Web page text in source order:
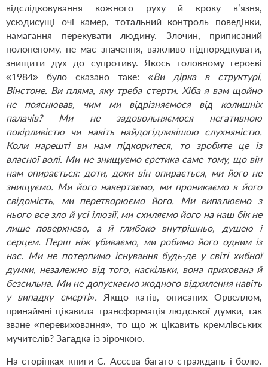
відслідковування кожного руху й кроку в’язня,
усюдисущі очі камер, тотальний контроль поведінки,
намагання перекувати людину. Злочин, приписаний
полоненому, не має значення, важливо підпорядкувати,
знищити дух до супротиву. Якось головному героєві
«1984» було сказано таке: «Ви дірка в структурі,
Вінстоне. Ви пляма, яку треба стерти. Хіба я вам щойно
не пояснював, чим ми відрізняємося від колишніх
палачів? Ми не задовольняємося негативною
покірливістю чи навіть найдогідливішою слухняністю.
Коли нарешті ви нам підкоритеся, то зробите це із
власної волі. Ми не знищуємо єретика саме тому, що він
нам опирається: доти, доки він опирається, ми його не
знищуємо. Ми його навертаємо, ми проникаємо в його
свідомість, ми перетворюємо його. Ми випалюємо з
нього все зло й усі ілюзії, ми схиляємо його на наш бік не
лише поверхнево, а й глибоко внутрішньо, душею і
серцем. Перш ніж убиваємо, ми робимо його одним із
нас. Ми не потерпимо існування будь-де у світі хибної
думки, незалежно від того, наскільки, вона прихована й
безсильна. Ми не допускаємо жодного відхилення навіть
у випадку смерті».
Якщо катів, описаних Орвеллом,
принаймні цікавила трансформація людської думки, так
зване «перевиховання», то що ж цікавить кремлівських
мучителів? Загадка із зірочкою.
На сторінках книги С. Асєєва багато страждань і болю.